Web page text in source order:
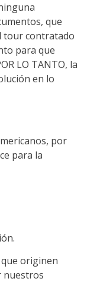
que
tour contratado
para que
LO TANTO, la
en lo
por
para la
originen
nuestros